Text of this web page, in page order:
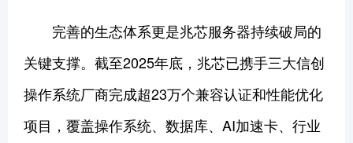
完善的生态体系更是兆芯服务器持续破局的
关键支撑。截至2025年底，兆芯已携手三大信创
操作系统厂商完成超23万个兼容认证和性能优化
项目，覆盖操作系统、数据库、AI加速卡、行业